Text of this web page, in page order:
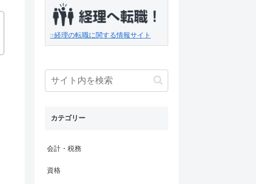
☞経理の転職に関する情報サイト
カテゴリー
会計・税務
資格